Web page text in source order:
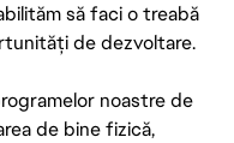
să faci o treabă
de dezvoltare.
noastre de
de bine fizică,